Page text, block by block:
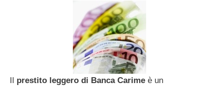
prestito leggero di Banca Carime è un